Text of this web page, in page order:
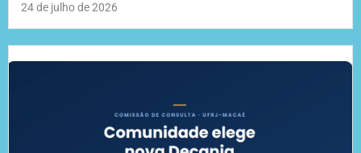
24 de julho de 2026